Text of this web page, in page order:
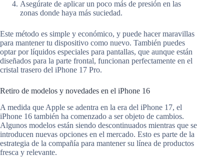
Asegúrate de aplicar un poco más de presión en las
zonas donde haya más suciedad.
Este método es simple y económico, y puede hacer maravillas
para mantener tu dispositivo como nuevo. También puedes
optar por líquidos especiales para pantallas, que aunque están
diseñados para la parte frontal, funcionan perfectamente en el
cristal trasero del iPhone 17 Pro.
Retiro de modelos y novedades en el iPhone 16
A medida que Apple se adentra en la era del iPhone 17, el
iPhone 16 también ha comenzado a ser objeto de cambios.
Algunos modelos están siendo descontinuados mientras que se
introducen nuevas opciones en el mercado. Esto es parte de la
estrategia de la compañía para mantener su línea de productos
fresca y relevante.